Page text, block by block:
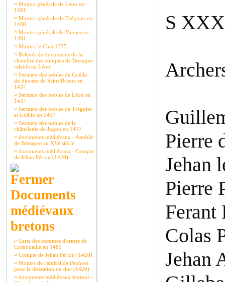
¤ Montre générale de Léon en
1481
¤ Montre générale de Tréguier en
1480.
¤ Montre générale de Vannes en
1481
¤ Montre le Chat 1375
¤ Relevés de documents de la
chambre des comptes de Bretagne
relatifs au Léon
¤ Serment des nobles de Goëllo
du diocèse de Saint-Brieuc en
1437
¤ Serment des nobles de Léon en
1437
¤ Serment des nobles de Tréguier
et Goëllo en 1437
¤ Serment des nobles de la
châtellenie de Jugon en 1437
¤ documents médiévaux - Anoblis
de Bretagne au XVe siècle
¤ documents médiévaux - Compte
de Jehan Périou (1420).
Documents
médiévaux
bretons
¤ Carte des hommes d'armes de
Cornouaille en 1481
¤ Compte de Jehan Périou (1420).
¤ Montre de l'amiral de Penhoet
pour la libération du duc (1420)
¤ documents médiévaux bretons -
S XXX
Pierre
Jehan
Pierre
Ferant
Colas
Jehan